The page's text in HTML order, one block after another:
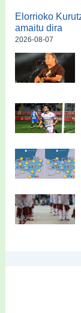
Elorrioko
amaitu dira
2026-08-07